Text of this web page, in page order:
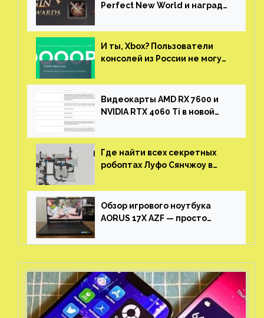
Perfect New World и награды
И ты, Xbox? Пользователи
консолей из России не могут
Видеокарты AMD RX 7600 и
NVIDIA RTX 4060 Ti в новой
Где найти всех секретных
робоптах Луфо Сянчжоу в
Обзор игрового ноутбука
AORUS 17X AZF — просто